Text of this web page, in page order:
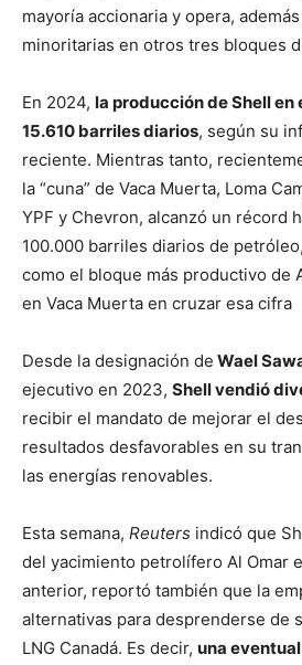
mayoría accionaria y opera,
minoritarias en otros tres bloques
En 2024, la producción de Shell en
15.610 barriles diarios, según su
reciente. Mientras tanto,
la “cuna” de Vaca Muerta, Loma
YPF y Chevron, alcanzó un récord
100.000 barriles diarios de
como el bloque más productivo de
en Vaca Muerta en cruzar esa cifra
Desde la designación de Wael
ejecutivo en 2023, Shell vendió
recibir el mandato de mejorar el
resultados desfavorables en su
las energías renovables.
Esta semana, Reuters indicó que
del yacimiento petrolífero Al Omar
anterior, reportó también que la
alternativas para desprenderse de
LNG Canadá. Es decir, una